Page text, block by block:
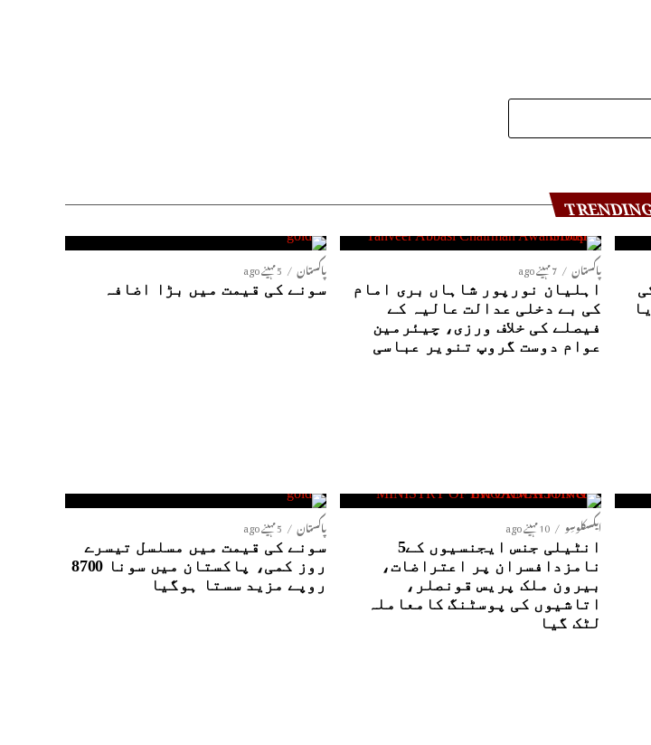
پاکستان 7 مہینے ago
اہلیان نورپور شاہاں بری امام
کی بے دخلی عدالت عالیہ کے
فیصلے کی خلاف ورزی، چیئرمین
عوام دوست گروپ تنویر عباسی
پاکستان 5 مہینے ago
سونے کی قیمت میں بڑا اضافہ
ایکسکلوسِو 10 مہینے ago
انٹیلی جنس ایجنسیوں کے5
نامزدافسران پر اعتراضات،
بیرون ملک پریس قونصلر،
اتاشیوں کی پوسٹنگ کامعاملہ
لٹک گیا
پاکستان 5 مہینے ago
سونے کی قیمت میں مسلسل تیسرے
روز کمی، پاکستان میں سونا 8700
روپے مزید سستا ہوگیا